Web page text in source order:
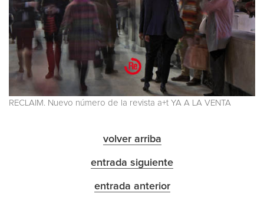
RECLAIM. Nuevo número de la revista a+t YA A LA VENTA
volver arriba
entrada siguiente
entrada anterior